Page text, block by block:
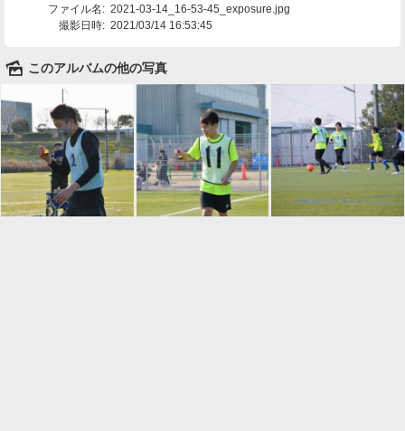
ファイル名: 2021-03-14_16-53-45_exposure.jpg
撮影日時: 2021/03/14 16:53:45
🌄 このアルバムの他の写真